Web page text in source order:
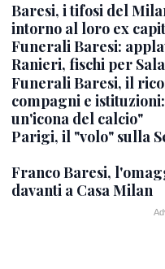
Baresi, i tifosi del
intorno al loro ex
Funerali Baresi:
Ranieri, fischi per
Funerali Baresi, il
compagni e
un'icona del calcio"
Parigi, il "volo" sulla
Franco Baresi,
davanti a Casa Milan